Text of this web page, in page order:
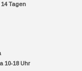
Tagen
10-18 Uhr